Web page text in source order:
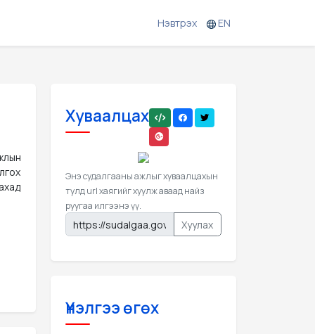
Нэвтрэх EN
Хуваалцах
Энэ судалгааны ажлыг хуваалцахын
тулд url хаягийг хуулж аваад найз
руугаа илгээнэ үү.
Хуулах
Үнэлгээ өгөх